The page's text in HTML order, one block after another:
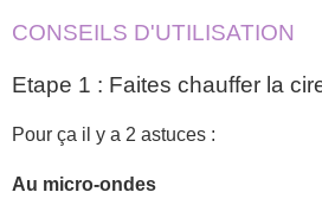
CONSEILS D'UTILISATION
Etape 1 : Faites chauffer la
Pour ça il y a 2 astuces :
Au micro-ondes